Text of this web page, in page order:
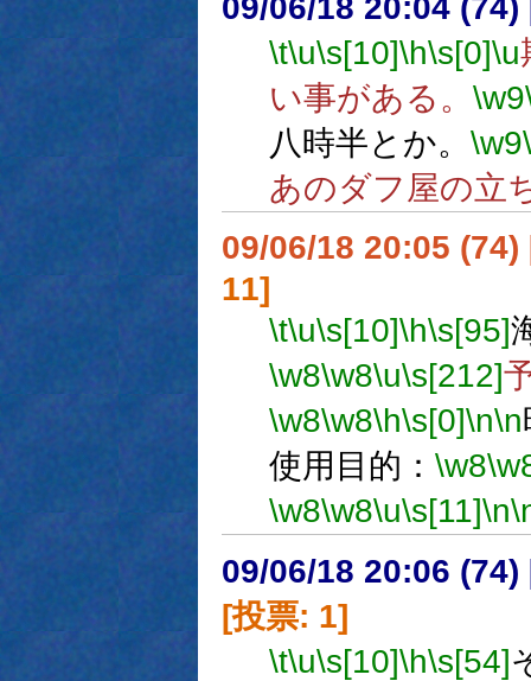
09/06/18 20:04 (74)
\t\u\s[10]\h\s[0]\u
い事がある。 \w9
八時半とか。 \w9
あのダフ屋の立
09/06/18 20:05 (74)
11]
\t\u\s[10]\h\s[95]
\w8\w8\u\s[212]
\w8\w8\h\s[0]\n\n
使用目的： \w8
\w8\w8\u\s[11]\n
09/06/18 20:06 (74)
[投票: 1]
\t\u\s[10]\h\s[54]